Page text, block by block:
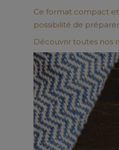
Ce format compact
possibilité de
Découvrir toutes nos